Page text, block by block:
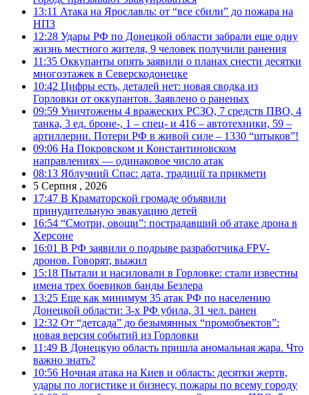
13:11 Атака на Ярославль: от “все сбили” до пожара на
НПЗ
12:28 Удары РФ по Донецкой области забрали еще одну
жизнь местного жителя, 9 человек получили ранения
11:35 Оккупанты опять заявили о планах снести десятки
многоэтажек в Северскодонецке
10:42 Цифры есть, деталей нет: новая сводка из
Горловки от оккупантов. Заявлено о раненых
09:59 Уничтожены 4 вражеских РСЗО, 7 средств ПВО, 4
танка, 3 ед. броне-, 1 – спец- и 416 – автотехники, 59 –
артиллерии. Потери РФ в живой силе – 1330 “штыков”!
09:06 На Покровском и Константиновском
направлениях — одинаковое число атак
08:13 Яблучний Спас: дата, традиції та прикмети
5 Серпня , 2026
17:47 В Краматорской громаде объявили
принудительную эвакуацию детей
16:54 “Смотри, овощи”: пострадавший об атаке дрона в
Херсоне
16:01 В РФ заявили о подрыве разработчика FPV-
дронов. Говорят, выжил
15:18 Пытали и насиловали в Горловке: стали известны
имена трех боевиков банды Безлера
13:25 Еще как минимум 35 атак РФ по населению
Донецкой области: 3-х РФ убила, 31 чел. ранен
12:32 От “детсада” до безымянных “промобъектов”:
новая версия событий из Горловки
11:49 В Донецкую область пришла аномальная жара. Что
важно знать?
10:56 Ночная атака на Киев и область: десятки жертв,
удары по логистике и бизнесу, пожары по всему городу